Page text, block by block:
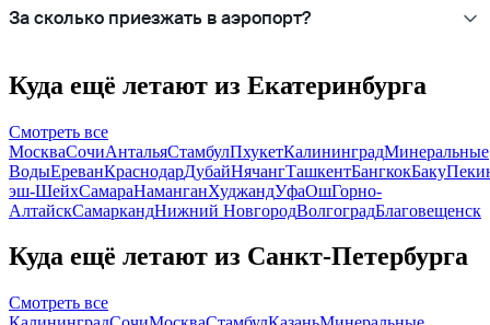
За сколько приезжать в аэропорт?
Куда ещё летают из Екатеринбурга
Смотреть все
МоскваСочиАнтальяСтамбулПхукетКалининградМинеральные
ВодыЕреванКраснодарДубайНячангТашкентБангкокБаку
эш-ШейхСамараНаманганХуджандУфаОшГорно-
АлтайскСамаркандНижний НовгородВолгоградБлаговещенск
Куда ещё летают из Санкт-Петербурга
Смотреть все